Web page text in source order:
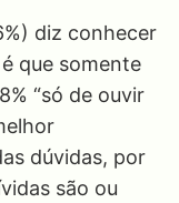
diz conhecer
que somente
“só de ouvir
dúvidas, por
são ou